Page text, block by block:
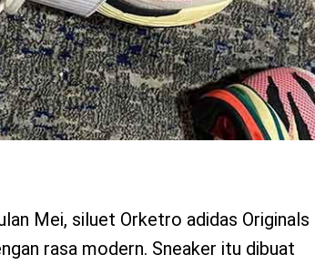
Mei, siluet Orketro adidas Originals
rasa modern. Sneaker itu dibuat